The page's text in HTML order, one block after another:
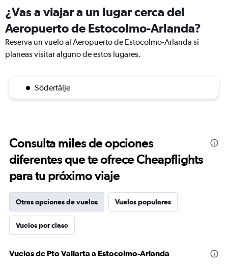
¿Vas a viajar a un lugar cerca del
Aeropuerto de Estocolmo-Arlanda?
Reserva un vuelo al Aeropuerto de Estocolmo-Arlanda si
planeas visitar alguno de estos lugares.
Södertälje
Consulta miles de opciones
diferentes que te ofrece Cheapflights
para tu próximo viaje
Otras opciones de vuelos Vuelos populares
Vuelos por clase
Vuelos de Pto Vallarta a Estocolmo-Arlanda